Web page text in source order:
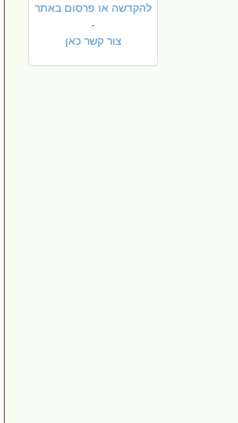
להקדשה או פרסום באתר
-
צור קשר כאן